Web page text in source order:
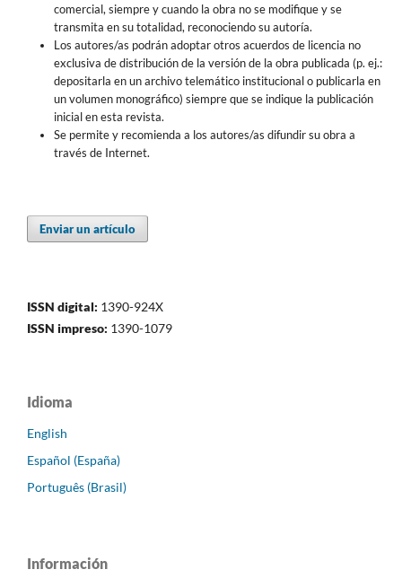
comercial, siempre y cuando la obra no se modifique y se
transmita en su totalidad, reconociendo su autoría.
Los autores/as podrán adoptar otros acuerdos de licencia no
exclusiva de distribución de la versión de la obra publicada (p. ej.:
depositarla en un archivo telemático institucional o publicarla en
un volumen monográfico) siempre que se indique la publicación
inicial en esta revista.
Se permite y recomienda a los autores/as difundir su obra a
través de Internet.
Enviar un artículo
ISSN digital: 1390-924X
ISSN impreso: 1390-1079
Idioma
English
Español (España)
Português (Brasil)
Información